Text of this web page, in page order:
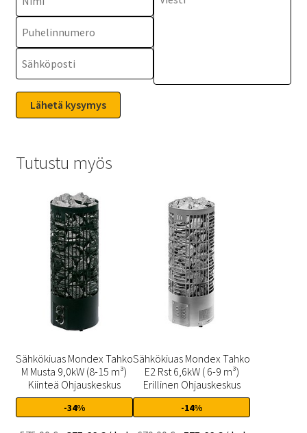
Tutustu myös
Sähkökiuas Mondex Tahko
M Musta 9,0kW (8-15 m³)
Kiinteä Ohjauskeskus
-34%
Sähkökiuas Mondex Tahko
E2 Rst 6,6kW ( 6-9 m³)
Erillinen Ohjauskeskus
-14%